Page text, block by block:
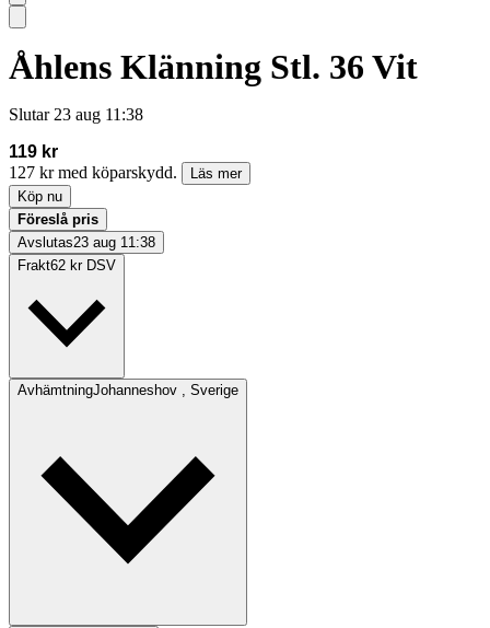
Åhlens Klänning Stl. 36 Vit
Slutar 23 aug 11:38
119 kr
127 kr med köparskydd.
Läs mer
Köp nu
Föreslå pris
Avslutas23 aug 11:38
Frakt62 kr DSV
AvhämtningJohanneshov , Sverige